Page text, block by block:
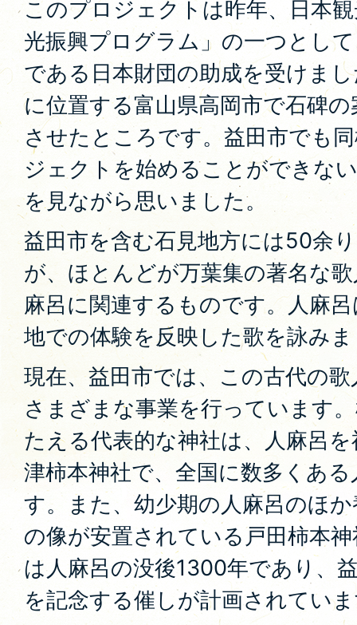
このプロジェクトは昨年、日本
光振興プログラム」の一つとし
である日本財団の助成を受けま
に位置する富山県高岡市で石碑
させたところです。益田市でも
ジェクトを始めることができな
を見ながら思いました。
益田市を含む石見地方には50余
が、ほとんどが万葉集の著名な
麻呂に関連するものです。人麻
地での体験を反映した歌を詠み
現在、益田市では、この古代の
さまざまな事業を行っています
たえる代表的な神社は、人麻呂
津柿本神社で、全国に数多くあ
す。また、幼少期の人麻呂のほ
の像が安置されている戸田柿本
は人麻呂の没後1300年であり、
を記念する催しが計画されてい